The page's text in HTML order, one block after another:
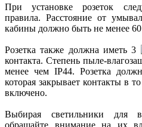
При установке розеток
правила. Расстояние от
кабины должно быть не менее
Розетка также должна иметь 3
контакта. Степень пыле-
менее чем IP44. Розетка
которая закрывает контакты в
включено.
Выбирая светильники для
обращайте внимание на их